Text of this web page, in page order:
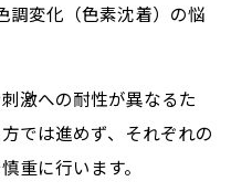
調変化（色素沈着）の悩
激への耐性が異なるた
では進めず、それぞれの
重に行います。